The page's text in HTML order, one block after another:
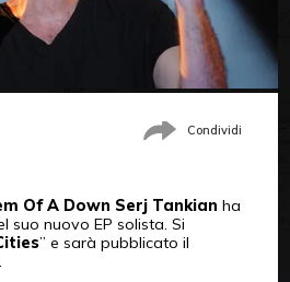
Condividi
Of A Down Serj Tankian ha
suo nuovo EP solista. Si
” e sarà pubblicato il